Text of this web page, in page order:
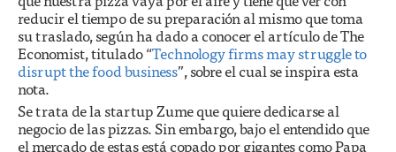
reducir el tiempo de su preparación al mismo que toma
su traslado, según ha dado a conocer el artículo de The
Economist, titulado “Technology firms may struggle to
disrupt the food business”, sobre el cual se inspira esta
nota.
Se trata de la startup Zume que quiere dedicarse al
negocio de las pizzas. Sin embargo, bajo el entendido que
el mercado de estas está copado por gigantes como Papa